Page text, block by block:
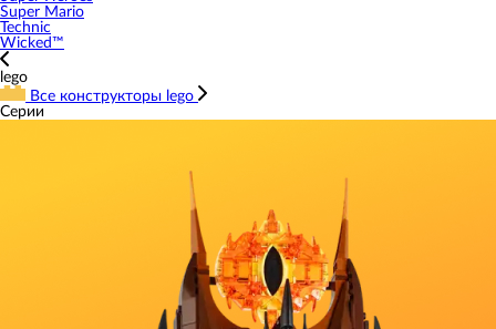
Super Mario
Technic
Wicked™
lego
Все конструкторы lego
Серии